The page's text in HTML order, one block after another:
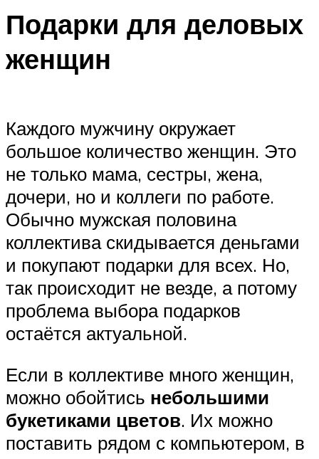
Подарки для деловых
женщин
Каждого мужчину окружает
большое количество женщин. Это
не только мама, сестры, жена,
дочери, но и коллеги по работе.
Обычно мужская половина
коллектива скидывается деньгами
и покупают подарки для всех. Но,
так происходит не везде, а потому
проблема выбора подарков
остаётся актуальной.
Если в коллективе много женщин,
можно обойтись небольшими
букетиками цветов. Их можно
поставить рядом с компьютером, в